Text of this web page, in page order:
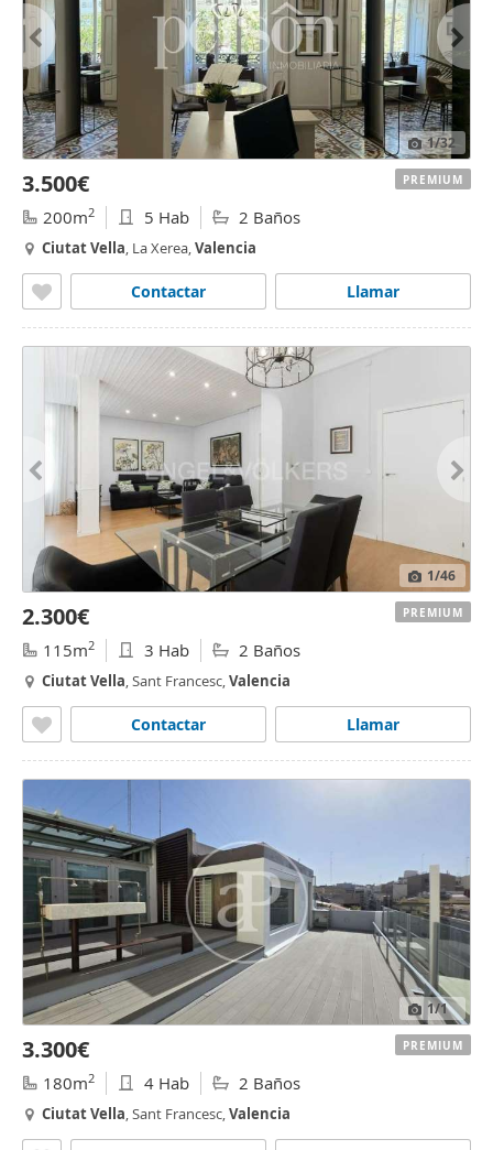
1/32
3.500€
200m2 5 Hab 2 Baños
CiutatVella, La Xerea,Valencia
Llamar
Contactar
PREMIUM
1/46
2.300€
115m2 3 Hab 2 Baños
CiutatVella, Sant Francesc,Valencia
Llamar
Contactar
PREMIUM
1/1
3.300€
180m2 4 Hab 2 Baños
CiutatVella, Sant Francesc,Valencia
PREMIUM